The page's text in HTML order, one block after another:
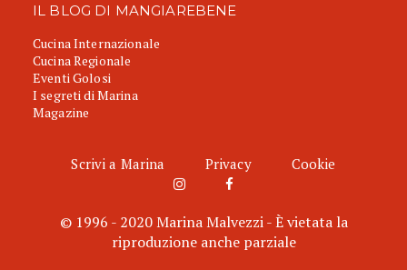
IL BLOG DI MANGIAREBENE
Cucina Internazionale
Cucina Regionale
Eventi Golosi
I segreti di Marina
Magazine
Scrivi a Marina Privacy Cookie
© 1996 - 2020 Marina Malvezzi - È vietata la
riproduzione anche parziale